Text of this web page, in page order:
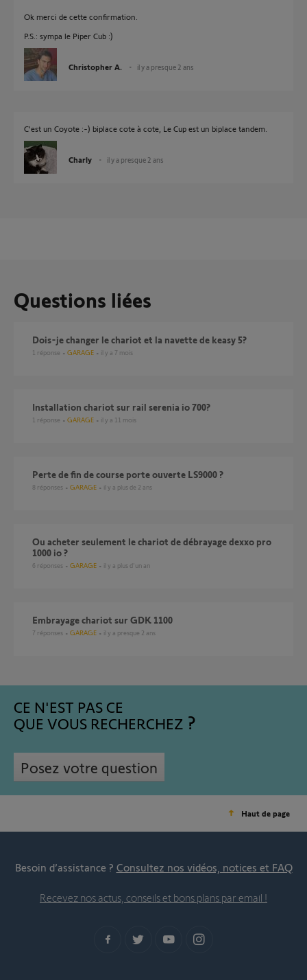
Ok merci de cette confirmation.
P.S.: sympa le Piper Cub :)
Christopher A. il y a presque 2 ans
C'est un Coyote :-) biplace cote à cote, Le Cup est un biplace tandem.
Charly il y a presque 2 ans
Questions liées
dois-je changer le chariot et la navette de keasy 5?
1 réponse GARAGE il y a 7 mois
installation chariot sur rail serenia io 700?
1 réponse GARAGE il y a 11 mois
perte de fin de course porte ouverte LS9000 ?
8 réponses GARAGE il y a plus de 2 ans
Ou acheter seulement le chariot de débrayage dexxo pro
1000 io ?
6 réponses GARAGE il y a plus d'un an
embrayage chariot sur GDK 1100
7 réponses GARAGE il y a presque 2 ans
CE N'EST PAS CE
QUE VOUS RECHERCHEZ
Posez votre question
Haut de page
Besoin d’assistance ? Consultez nos vidéos, notices et FAQ
Recevez nos actus, conseils et bons plans par email !